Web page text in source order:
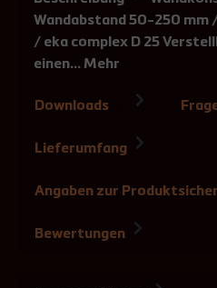
Wandabstand 50-250 mm
/ eka complex D 25
einen… Mehr
Downloads
Lieferumfang
Angaben zur
Bewertungen